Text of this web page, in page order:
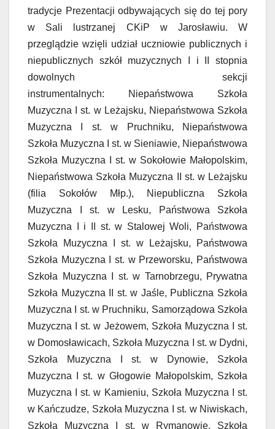
tradycje Prezentacji odbywających się do tej pory
w Sali lustrzanej CKiP w Jarosławiu. W
przeglądzie wzięli udział uczniowie publicznych i
niepublicznych szkół muzycznych I i II stopnia
dowolnych sekcji
instrumentalnych: Niepaństwowa Szkoła
Muzyczna I st. w Leżajsku, Niepaństwowa Szkoła
Muzyczna I st. w Pruchniku, Niepaństwowa
Szkoła Muzyczna I st. w Sieniawie, Niepaństwowa
Szkoła Muzyczna I st. w Sokołowie Małopolskim,
Niepaństwowa Szkoła Muzyczna II st. w Leżajsku
(filia Sokołów Młp.), Niepubliczna Szkoła
Muzyczna I st. w Lesku, Państwowa Szkoła
Muzyczna I i II st. w Stalowej Woli, Państwowa
Szkoła Muzyczna I st. w Leżajsku, Państwowa
Szkoła Muzyczna I st. w Przeworsku, Państwowa
Szkoła Muzyczna I st. w Tarnobrzegu, Prywatna
Szkoła Muzyczna II st. w Jaśle, Publiczna Szkoła
Muzyczna I st. w Pruchniku, Samorządowa Szkoła
Muzyczna I st. w Jeżowem, Szkoła Muzyczna I st.
w Domosławicach, Szkoła Muzyczna I st. w Dydni,
Szkoła Muzyczna I st. w Dynowie, Szkoła
Muzyczna I st. w Głogowie Małopolskim, Szkoła
Muzyczna I st. w Kamieniu, Szkoła Muzyczna I st.
w Kańczudze, Szkoła Muzyczna I st. w Niwiskach,
Szkoła Muzyczna I st. w Rymanowie, Szkoła